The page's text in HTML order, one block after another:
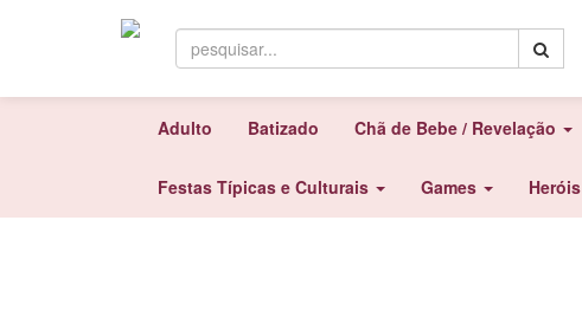
Adulto Batizado Chã de Bebe / Revelação
Festas Típicas e Culturais Games Heróis